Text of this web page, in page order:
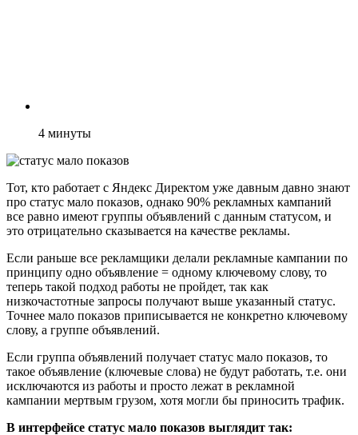
4 минуты
Тот, кто работает с Яндекс Директом уже давным давно знают
про статус мало показов, однако 90% рекламных кампаний
все равно имеют группы объявлений с данным статусом, и
это отрицательно сказывается на качестве рекламы.
Если раньше все рекламщики делали рекламные кампании по
принципу одно объявление = одному ключевому слову, то
теперь такой подход работы не пройдет, так как
низкочастотные запросы получают выше указанный статус.
Точнее мало показов приписывается не конкретно ключевому
слову, а группе объявлений.
Если группа объявлений получает статус мало показов, то
такое объявление (ключевые слова) не будут работать, т.е. они
исключаются из работы и просто лежат в рекламной
кампании мертвым грузом, хотя могли бы приносить трафик.
В интерфейсе статус мало показов выглядит так: